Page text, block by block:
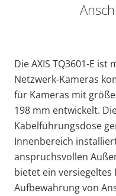
Die AXIS TQ3601-E
Netzwerk-Kameras
für Kameras mit
198 mm entwickelt.
Kabelführungsdose
Innenbereich
anspruchsvollen
bietet ein versiegeltes
Aufbewahrung von